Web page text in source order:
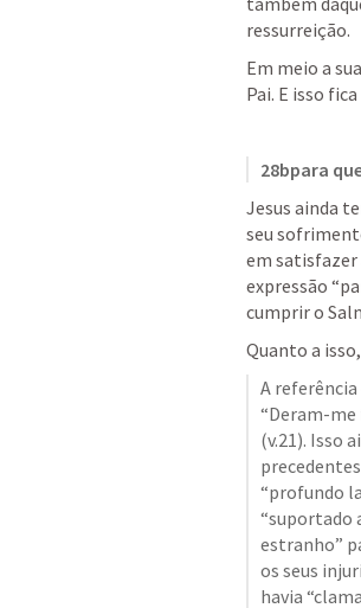
ressurreição.
Em meio a
Pai. E isso
28bpara
Jesus ainda
seu
em satisfazer
expressão
cumprir o
Quanto a
A referência
“Deram-
(v.21). Isso
“profundo
“suportado
estranho”
os seus
havia